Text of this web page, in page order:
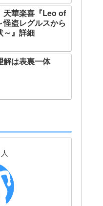
天華楽喜『Leo of
怪盗レグルスから
～』詳細
解は表裏一体